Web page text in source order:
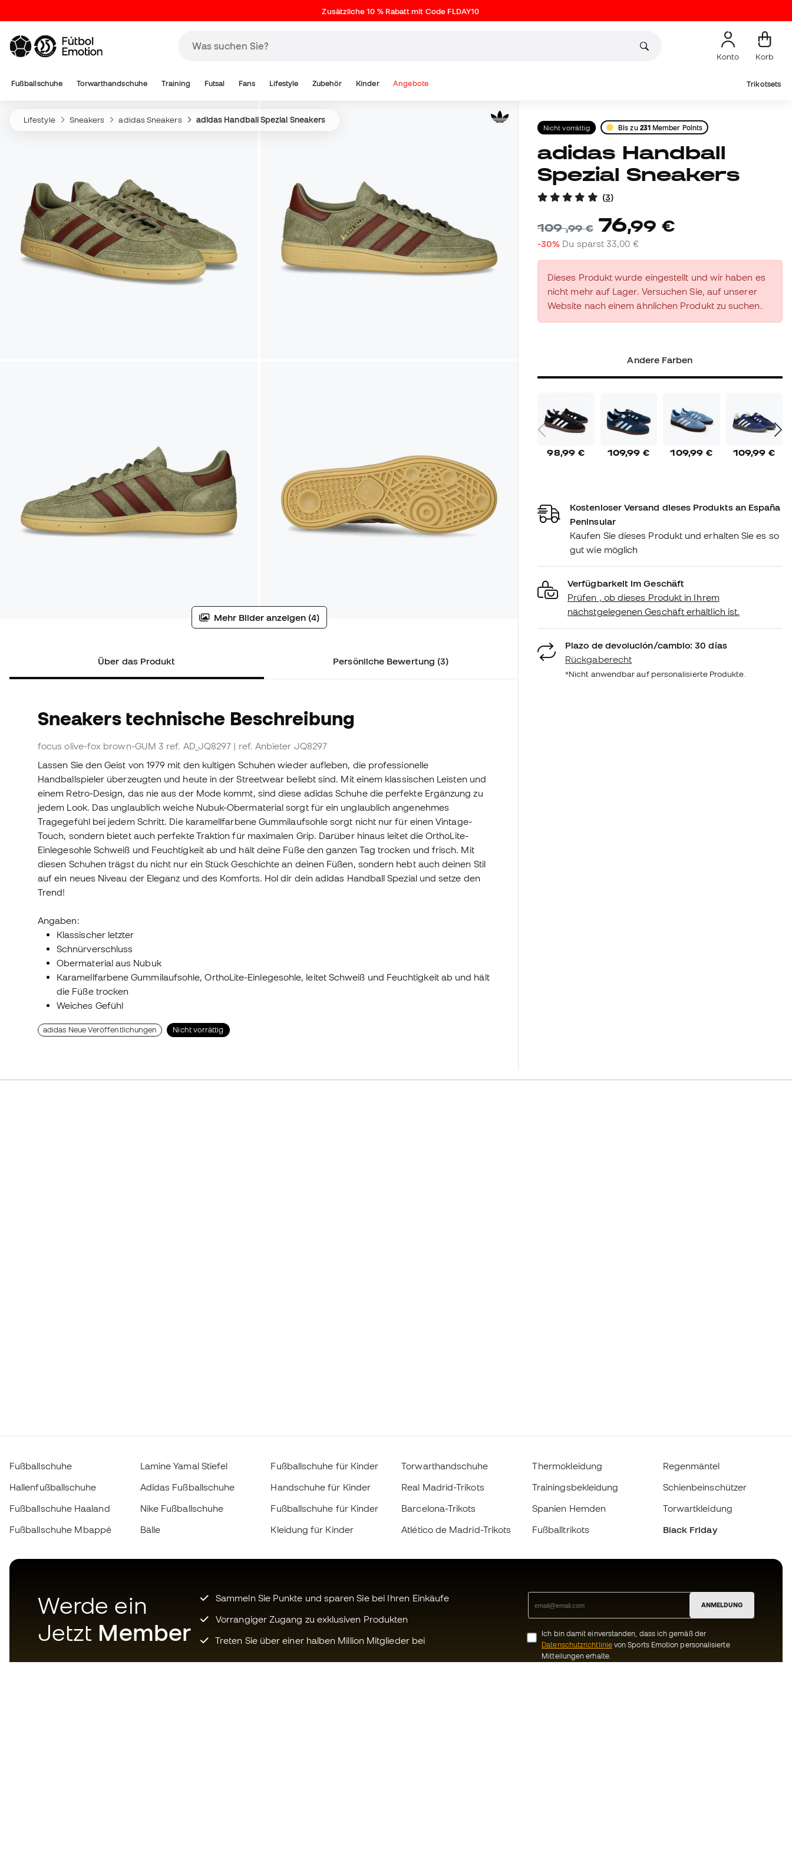
Zusätzliche 10 % Rabatt mit Code FLDAY10
Konto Korb
Fußballschuhe Torwarthandschuhe Training Futsal Fans Lifestyle Zubehör Kinder Angebote Trikotsets
Lifestyle Sneakers adidas Sneakers adidas Handball Spezial Sneakers
Mehr Bilder anzeigen (4)
Über das Produkt Persönliche Bewertung (3)
Sneakers technische Beschreibung
focus olive-fox brown-GUM 3 ref. AD_JQ8297 | ref. Anbieter JQ8297
Lassen Sie den Geist von 1979 mit den kultigen Schuhen wieder aufleben, die professionelle
Handballspieler überzeugten und heute in der Streetwear beliebt sind. Mit einem klassischen Leisten und
einem Retro-Design, das nie aus der Mode kommt, sind diese adidas Schuhe die perfekte Ergänzung zu
jedem Look. Das unglaublich weiche Nubuk-Obermaterial sorgt für ein unglaublich angenehmes
Tragegefühl bei jedem Schritt. Die karamellfarbene Gummilaufsohle sorgt nicht nur für einen Vintage-
Touch, sondern bietet auch perfekte Traktion für maximalen Grip. Darüber hinaus leitet die OrthoLite-
Einlegesohle Schweiß und Feuchtigkeit ab und hält deine Füße den ganzen Tag trocken und frisch. Mit
diesen Schuhen trägst du nicht nur ein Stück Geschichte an deinen Füßen, sondern hebt auch deinen Stil
auf ein neues Niveau der Eleganz und des Komforts. Hol dir dein adidas Handball Spezial und setze den
Trend!
Angaben:
Klassischer letzter
Schnürverschluss
Obermaterial aus Nubuk
Karamellfarbene Gummilaufsohle, OrthoLite-Einlegesohle, leitet Schweiß und Feuchtigkeit ab und hält
die Füße trocken
Weiches Gefühl
adidas Neue Veröffentlichungen Nicht vorrättig
Nicht vorrättig Bis zu 231Member Points
adidas Handball
Spezial Sneakers
(3)
109,99 € 76,99 €
-30% Du sparst33,00 €
Dieses Produkt wurde eingestellt und wir haben es
nicht mehr auf Lager. Versuchen Sie, auf unserer
Website nach einem ähnlichen Produkt zu suchen.
Andere Farben
98,99 € 109,99 € 109,99 € 109,99 €
Kostenloser Versand dieses Produkts an España
Peninsular
Kaufen Sie dieses Produkt und erhalten Sie es so
gut wie möglich
Verfügbarkeit im Geschäft
Prüfen , ob dieses Produkt in Ihrem
nächstgelegenen Geschäft erhältlich ist.
Plazo de devolución/cambio: 30 días
Rückgaberecht
*Nicht anwendbar auf personalisierte Produkte.
Fußballschuhe
Hallenfußballschuhe
Fußballschuhe Haaland
Fußballschuhe Mbappé
Lamine Yamal Stiefel
Adidas Fußballschuhe
Nike Fußballschuhe
Bälle
Fußballschuhe für Kinder
Handschuhe für Kinder
Fußballschuhe für Kinder
Kleidung für Kinder
Torwarthandschuhe
Real Madrid-Trikots
Barcelona-Trikots
Atlético de Madrid-Trikots
Thermokleidung
Trainingsbekleidung
Spanien Hemden
Fußballtrikots
Regenmäntel
Schienbeinschützer
Torwartkleidung
Black Friday
Werde ein
Jetzt Member
Sammeln Sie Punkte und sparen Sie bei Ihren Einkäufe
Vorrangiger Zugang zu exklusiven Produkten
Treten Sie über einer halben Million Mitglieder bei
ANMELDUNG
Ich bin damit einverstanden, dass ich gemäß der
Datenschutzrichtlinievon Sports Emotion personalisierte
Mitteilungen erhalte.